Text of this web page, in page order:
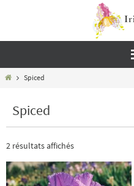
contenu
HomeSpiced
Spiced
2 résultats affichés